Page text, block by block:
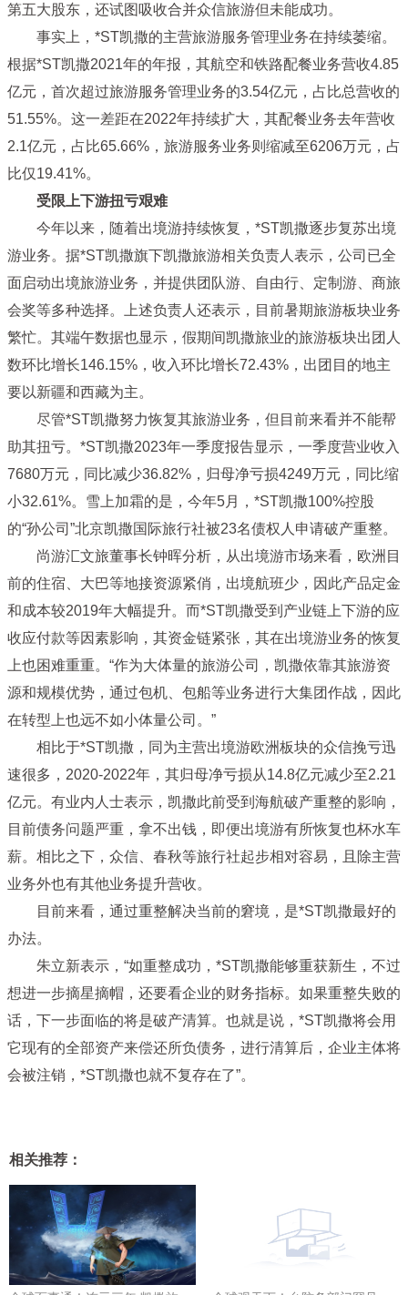
第五大股东，还试图吸收合并众信旅游但未能成功。
事实上，*ST凯撒的主营旅游服务管理业务在持续萎缩。
根据*ST凯撒2021年的年报，其航空和铁路配餐业务营收4.85
亿元，首次超过旅游服务管理业务的3.54亿元，占比总营收的
51.55%。这一差距在2022年持续扩大，其配餐业务去年营收
2.1亿元，占比65.66%，旅游服务业务则缩减至6206万元，占
比仅19.41%。
受限上下游扭亏艰难
今年以来，随着出境游持续恢复，*ST凯撒逐步复苏出境
游业务。据*ST凯撒旗下凯撒旅游相关负责人表示，公司已全
面启动出境旅游业务，并提供团队游、自由行、定制游、商旅
会奖等多种选择。上述负责人还表示，目前暑期旅游板块业务
繁忙。其端午数据也显示，假期间凯撒旅业的旅游板块出团人
数环比增长146.15%，收入环比增长72.43%，出团目的地主
要以新疆和西藏为主。
尽管*ST凯撒努力恢复其旅游业务，但目前来看并不能帮
助其扭亏。*ST凯撒2023年一季度报告显示，一季度营业收入
7680万元，同比减少36.82%，归母净亏损4249万元，同比缩
小32.61%。雪上加霜的是，今年5月，*ST凯撒100%控股
的“孙公司”北京凯撒国际旅行社被23名债权人申请破产重整。
尚游汇文旅董事长钟晖分析，从出境游市场来看，欧洲目
前的住宿、大巴等地接资源紧俏，出境航班少，因此产品定金
和成本较2019年大幅提升。而*ST凯撒受到产业链上下游的应
收应付款等因素影响，其资金链紧张，其在出境游业务的恢复
上也困难重重。“作为大体量的旅游公司，凯撒依靠其旅游资
源和规模优势，通过包机、包船等业务进行大集团作战，因此
在转型上也远不如小体量公司。”
相比于*ST凯撒，同为主营出境游欧洲板块的众信挽亏迅
速很多，2020-2022年，其归母净亏损从14.8亿元减少至2.21
亿元。有业内人士表示，凯撒此前受到海航破产重整的影响，
目前债务问题严重，拿不出钱，即便出境游有所恢复也杯水车
薪。相比之下，众信、春秋等旅行社起步相对容易，且除主营
业务外也有其他业务提升营收。
目前来看，通过重整解决当前的窘境，是*ST凯撒最好的
办法。
朱立新表示，“如重整成功，*ST凯撒能够重获新生，不过
想进一步摘星摘帽，还要看企业的财务指标。如果重整失败的
话，下一步面临的将是破产清算。也就是说，*ST凯撒将会用
它现有的全部资产来偿还所负债务，进行清算后，企业主体将
会被注销，*ST凯撒也就不复存在了”。
相关推荐：